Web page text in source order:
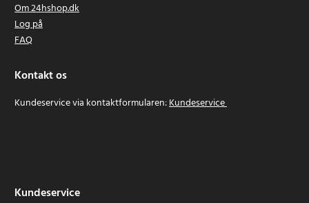
Om 24hshop.dk
Log på
FAQ
Kontakt os
Kundeservice via kontaktformularen:Kundeservice
Kundeservice